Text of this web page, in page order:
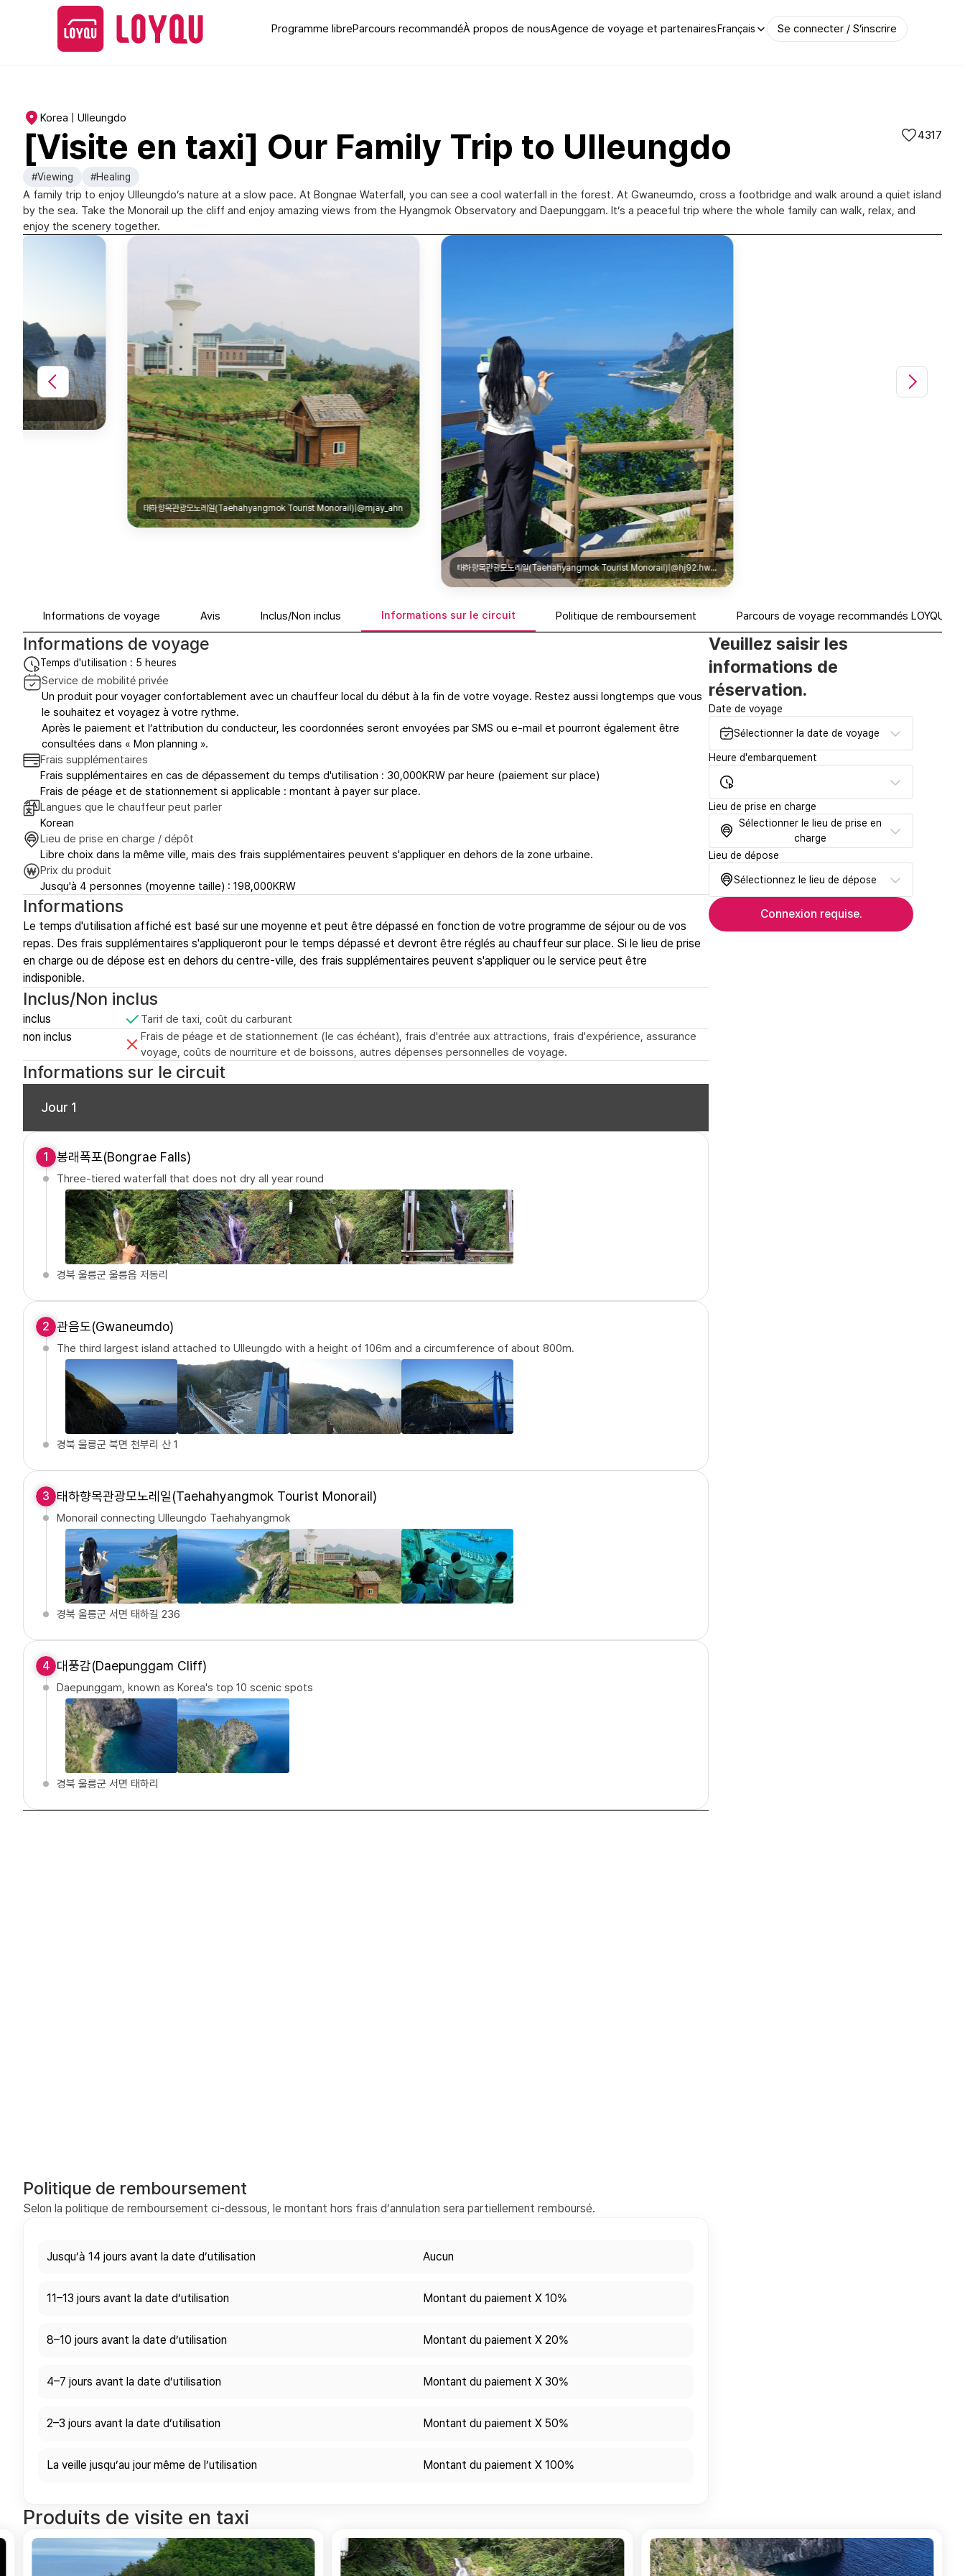
Programme libreParcours recommandéÀ propos de nousAgence de voyage et partenairesFrançais Se connecter / S’inscrire
Korea | Ulleungdo
[Visite en taxi] Our Family Trip to Ulleungdo 4317
#Viewing #Healing
A family trip to enjoy Ulleungdo’s nature at a slow pace. At Bongnae Waterfall, you can see a cool waterfall in the forest. At Gwaneumdo, cross a footbridge and walk around a quiet island
by the sea. Take the Monorail up the cliff and enjoy amazing views from the Hyangmok Observatory and Daepunggam. It’s a peaceful trip where the whole family can walk, relax, and
enjoy the scenery together.
태하향목관광모노레일(Taehahyangmok Tourist Monorail)|@mjay_ahn
태하향목관광모노레일(Taehahyangmok Tourist Monorail)|@hj92.hwang
관음도(Gwaneumdo)|@loyqu.kr
Informations de voyage Avis Inclus/Non inclus Informations sur le circuit Politique de remboursement Parcours de voyage recommandés LOYQU
Informations de voyage
Temps d'utilisation : 5 heures
Service de mobilité privée
Un produit pour voyager confortablement avec un chauffeur local du début à la fin de votre voyage. Restez aussi longtemps que vous
le souhaitez et voyagez à votre rythme.
Après le paiement et l’attribution du conducteur, les coordonnées seront envoyées par SMS ou e-mail et pourront également être
consultées dans « Mon planning ».
Frais supplémentaires
Frais supplémentaires en cas de dépassement du temps d'utilisation : 30,000KRW par heure (paiement sur place)
Frais de péage et de stationnement si applicable : montant à payer sur place.
Langues que le chauffeur peut parler
Korean
Lieu de prise en charge / dépôt
Libre choix dans la même ville, mais des frais supplémentaires peuvent s'appliquer en dehors de la zone urbaine.
Prix du produit
Jusqu'à 4 personnes (moyenne taille) : 198,000KRW
Informations
Le temps d'utilisation affiché est basé sur une moyenne et peut être dépassé en fonction de votre programme de séjour ou de vos
repas. Des frais supplémentaires s'appliqueront pour le temps dépassé et devront être réglés au chauffeur sur place. Si le lieu de prise
en charge ou de dépose est en dehors du centre-ville, des frais supplémentaires peuvent s'appliquer ou le service peut être
indisponible.
Inclus/Non inclus
inclus Tarif de taxi, coût du carburant
non inclus
Frais de péage et de stationnement (le cas échéant), frais d'entrée aux attractions, frais d'expérience, assurance
voyage, coûts de nourriture et de boissons, autres dépenses personnelles de voyage.
Informations sur le circuit
Jour 1
1 봉래폭포(Bongrae Falls)
Three-tiered waterfall that does not dry all year round
경북 울릉군 울릉읍 저동리
2 관음도(Gwaneumdo)
The third largest island attached to Ulleungdo with a height of 106m and a circumference of about 800m.
경북 울릉군 북면 천부리 산 1
3 태하향목관광모노레일(Taehahyangmok Tourist Monorail)
Monorail connecting Ulleungdo Taehahyangmok
경북 울릉군 서면 태하길 236
4 대풍감(Daepunggam Cliff)
Daepunggam, known as Korea's top 10 scenic spots
경북 울릉군 서면 태하리
Politique de remboursement
Selon la politique de remboursement ci-dessous, le montant hors frais d’annulation sera partiellement remboursé.
Jusqu’à 14 jours avant la date d’utilisation Aucun
11–13 jours avant la date d’utilisation Montant du paiement X 10%
8–10 jours avant la date d’utilisation Montant du paiement X 20%
4–7 jours avant la date d’utilisation Montant du paiement X 30%
2–3 jours avant la date d’utilisation Montant du paiement X 50%
La veille jusqu’au jour même de l’utilisation Montant du paiement X 100%
Veuillez saisir les
informations de
réservation.
Date de voyage
Sélectionner la date de voyage
Heure d'embarquement
Lieu de prise en charge
Sélectionner le lieu de prise en
charge
Lieu de dépose
Sélectionnez le lieu de dépose
Connexion requise.
Produits de visite en taxi